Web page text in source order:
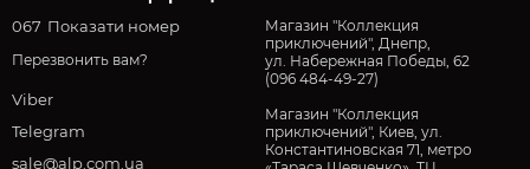
067 Показати номер
Перезвонить вам?
Viber
Telegram
sale@alp.com.ua
Магазин "Коллекция
приключений", Днепр,
ул. Набережная Победы, 62
(096 484-49-27)
Магазин "Коллекция
приключений", Киев, ул.
Константиновская 71, метро